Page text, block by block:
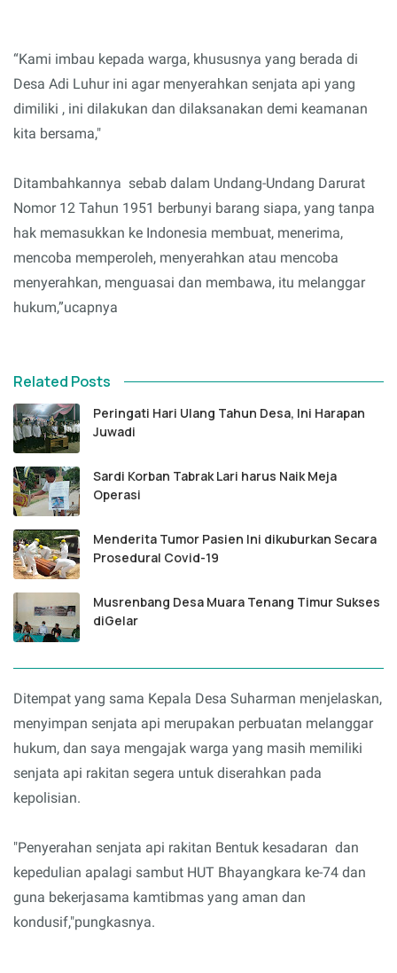
“Kami imbau kepada warga, khususnya yang berada di
Desa Adi Luhur ini agar menyerahkan senjata api yang
dimiliki , ini dilakukan dan dilaksanakan demi keamanan
kita bersama,"
Ditambahkannya sebab dalam Undang-Undang Darurat
Nomor 12 Tahun 1951 berbunyi barang siapa, yang tanpa
hak memasukkan ke Indonesia membuat, menerima,
mencoba memperoleh, menyerahkan atau mencoba
menyerahkan, menguasai dan membawa, itu melanggar
hukum,”ucapnya
Related Posts
Peringati Hari Ulang Tahun Desa, Ini Harapan
Juwadi
Sardi Korban Tabrak Lari harus Naik Meja
Operasi
Menderita Tumor Pasien Ini dikuburkan Secara
Prosedural Covid-19
Musrenbang Desa Muara Tenang Timur Sukses
diGelar
Ditempat yang sama Kepala Desa Suharman menjelaskan,
menyimpan senjata api merupakan perbuatan melanggar
hukum, dan saya mengajak warga yang masih memiliki
senjata api rakitan segera untuk diserahkan pada
kepolisian.
"Penyerahan senjata api rakitan Bentuk kesadaran dan
kepedulian apalagi sambut HUT Bhayangkara ke-74 dan
guna bekerjasama kamtibmas yang aman dan
kondusif,"pungkasnya.